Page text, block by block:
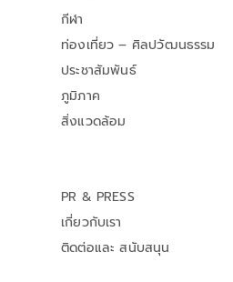
กีฬา
ท่องเที่ยว – ศิลปวัฒนธรรม
ประชาสัมพันธ์
ภูมิภาค
สิ่งแวดล้อม
PR & PRESS
เกี่ยวกับเรา
ติดต่อและ สนับสนุน